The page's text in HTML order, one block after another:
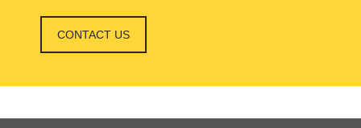
CONTACT US